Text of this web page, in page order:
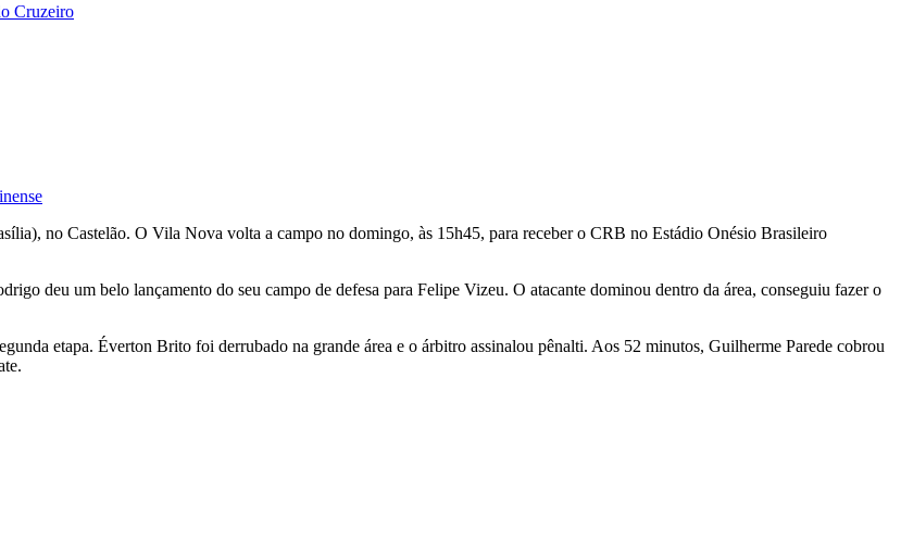
Cruzeiro
no Castelão. O Vila Nova volta a campo no domingo, às 15h45, para receber o CRB no Estádio Onésio Brasileiro
deu um belo lançamento do seu campo de defesa para Felipe Vizeu. O atacante dominou dentro da área, conseguiu fazer o
etapa. Éverton Brito foi derrubado na grande área e o árbitro assinalou pênalti. Aos 52 minutos, Guilherme Parede cobrou